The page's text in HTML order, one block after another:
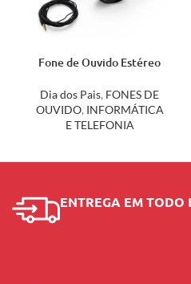
Fone de Ouvido Estéreo
Dia dos Pais, FONES DE
OUVIDO, INFORMÁTICA
E TELEFONIA
ENTREGA EM TODO